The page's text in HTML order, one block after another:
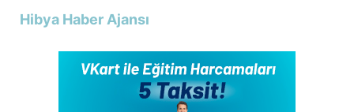
Hibya Haber Ajansı